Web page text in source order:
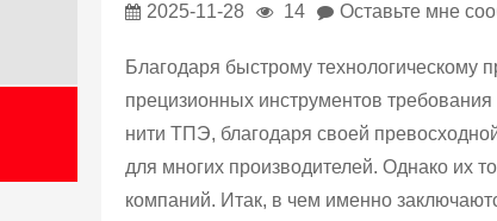
2025-11-28 14 Оставьте мне
Благодаря быстрому технологическому
прецизионных инструментов
нити ТПЭ, благодаря своей
для многих производителей. Однако их
компаний. Итак, в чем именно